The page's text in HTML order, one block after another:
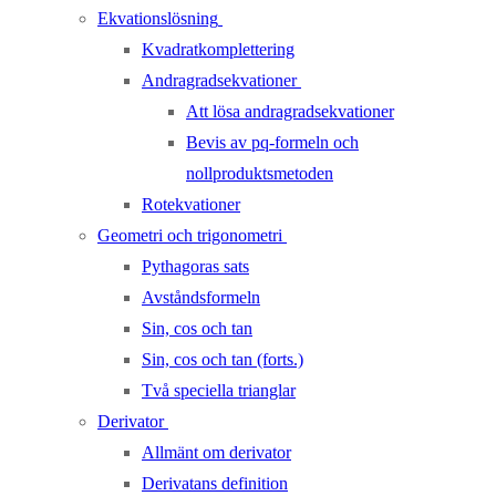
Ekvationslösning
Kvadratkomplettering
Andragradsekvationer
Att lösa andragradsekvationer
Bevis av pq-formeln och
nollproduktsmetoden
Rotekvationer
Geometri och trigonometri
Pythagoras sats
Avståndsformeln
Sin, cos och tan
Sin, cos och tan (forts.)
Två speciella trianglar
Derivator
Allmänt om derivator
Derivatans definition